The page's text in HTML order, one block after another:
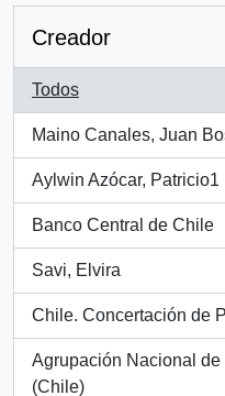
Creador
Todos
Maino Canales, Juan
, 12 resultados
Aylwin Azócar, Patricio1
, 11 resultados
Banco Central de Chile
, 2 resultados
Savi, Elvira
, 2 resultados
Chile. Concertación de
, 1 resultados
Agrupación Nacional
(Chile)
, 1 resultados